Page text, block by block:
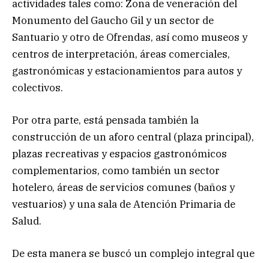
actividades tales como: Zona de veneración del
Monumento del Gaucho Gil y un sector de
Santuario y otro de Ofrendas, así como museos y
centros de interpretación, áreas comerciales,
gastronómicas y estacionamientos para autos y
colectivos.
Por otra parte, está pensada también la
construcción de un aforo central (plaza principal),
plazas recreativas y espacios gastronómicos
complementarios, como también un sector
hotelero, áreas de servicios comunes (baños y
vestuarios) y una sala de Atención Primaria de
Salud.
De esta manera se buscó un complejo integral que